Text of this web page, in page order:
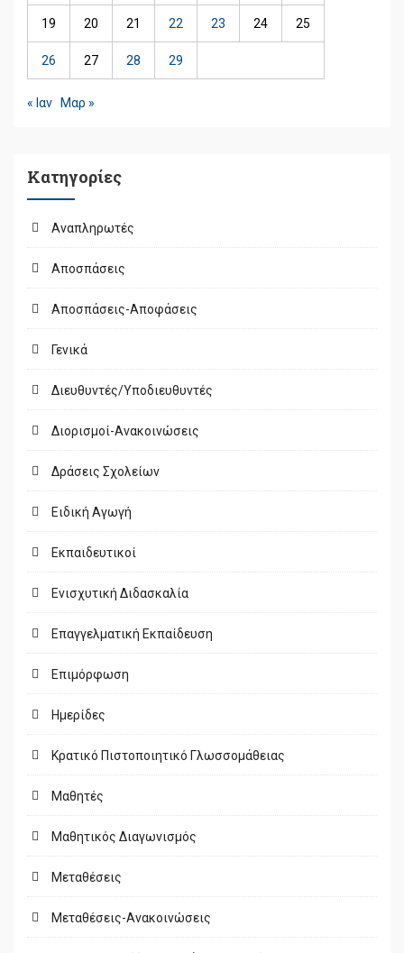
19 20 21 22 23 24 25
26 27 28 29
« Ιαν Μαρ »
Kατηγορίες
Αναπληρωτές
Αποσπάσεις
Αποσπάσεις-Αποφάσεις
Γενικά
Διευθυντές/Υποδιευθυντές
Διορισμοί-Ανακοινώσεις
Δράσεις Σχολείων
Ειδική Αγωγή
Εκπαιδευτικοί
Ενισχυτική Διδασκαλία
Επαγγελματική Εκπαίδευση
Επιμόρφωση
Ημερίδες
Κρατικό Πιστοποιητικό Γλωσσομάθειας
Μαθητές
Μαθητικός Διαγωνισμός
Μεταθέσεις
Μεταθέσεις-Ανακοινώσεις